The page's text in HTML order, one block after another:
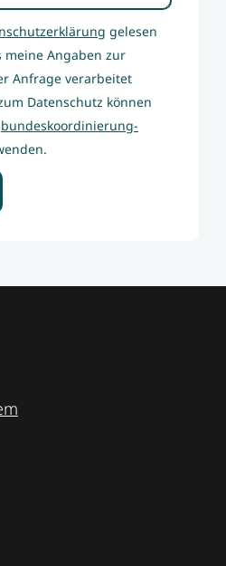
gelesen
meine Angaben zur
Anfrage verarbeitet
Datenschutz können
bundeskoordinierung-